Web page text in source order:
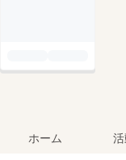
ホーム